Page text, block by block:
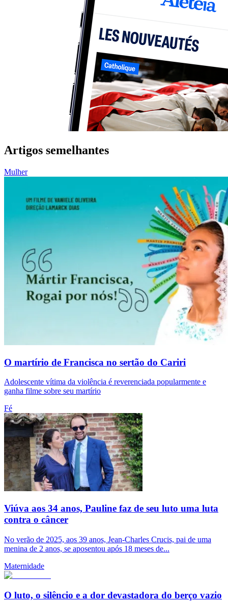
Artigos semelhantes
Mulher
O martírio de Francisca no sertão do Cariri
Adolescente vítima da violência é reverenciada popularmente e
ganha filme sobre seu martírio
Fé
Viúva aos 34 anos, Pauline faz de seu luto uma luta
contra o câncer
No verão de 2025, aos 39 anos, Jean-Charles Crucis, pai de uma
menina de 2 anos, se aposentou após 18 meses de...
Maternidade
O luto, o silêncio e a dor devastadora do berço vazio